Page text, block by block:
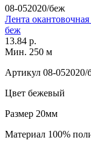
08-052020/беж
Лента
беж
13.84 р.
Мин. 250 м
Артикул 08-052020/
Цвет бежевый
Размер 20мм
Материал 100%